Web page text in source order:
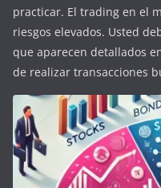
practicar. El trading en el
riesgos elevados. Usted
que aparecen detallados
de realizar transacciones